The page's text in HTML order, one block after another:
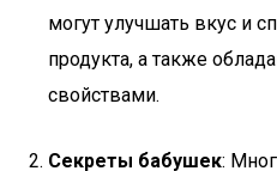
могут улучшать вкус и
продукта, а также
свойствами.
Секреты бабушек: